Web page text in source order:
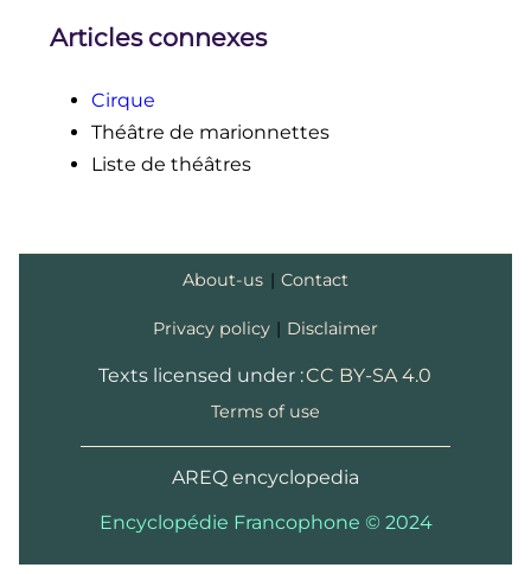
Articles connexes
Cirque
Théâtre de marionnettes
Liste de théâtres
About-us | Contact
Privacy policy Disclaimer
Texts licensed under :CC BY-SA 4.0
Terms of use
AREQ encyclopedia
Encyclopédie Francophone © 2024